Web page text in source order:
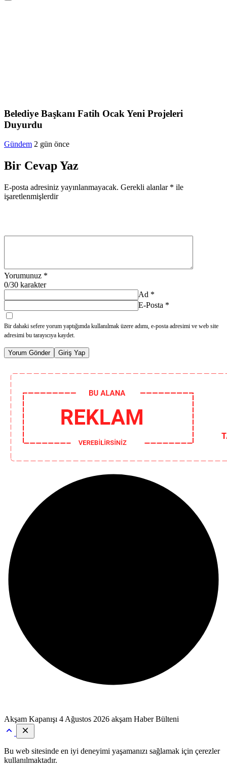
Belediye Başkanı Fatih Ocak Yeni Projeleri
Duyurdu
Gündem 2 gün önce
Bir Cevap Yaz
E-posta adresiniz yayınlanmayacak. Gerekli alanlar * ile
işaretlenmişlerdir
Yorumunuz *
0/30 karakter
Ad *
E-Posta *
Bir dahaki sefere yorum yaptığımda kullanılmak üzere adımı, e-posta adresimi ve web site
adresimi bu tarayıcıya kaydet.
Yorum Gönder Giriş Yap
Akşam Kapanışı 4 Ağustos 2026 akşam Haber Bülteni
Bu web sitesinde en iyi deneyimi yaşamanızı sağlamak için çerezler
kullanılmaktadır.